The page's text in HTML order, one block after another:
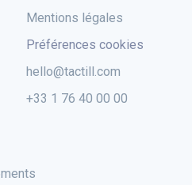
Mentions légales
Préférences cookies
hello@tactill.com
+33 1 76 40 00 00